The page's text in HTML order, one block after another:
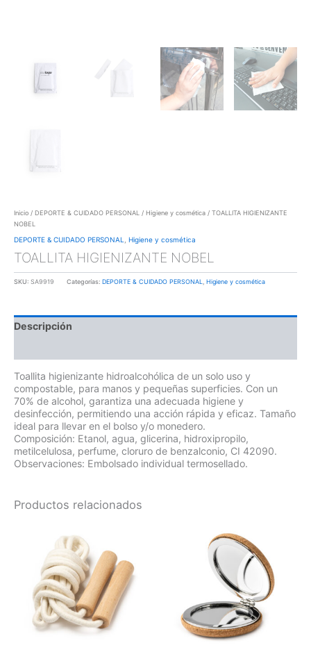
Inicio / DEPORTE & CUIDADO PERSONAL / Higiene y cosmética / TOALLITA HIGIENIZANTE
NOBEL
DEPORTE & CUIDADO PERSONAL Higiene y cosmética
TOALLITA HIGIENIZANTE NOBEL
SKU: SA9919 Categorías: DEPORTE & CUIDADO PERSONAL Higiene y cosmética
Descripción
Toallita higienizante hidroalcohólica de un solo uso y
compostable, para manos y pequeñas superficies. Con un
70% de alcohol, garantiza una adecuada higiene y
desinfección, permitiendo una acción rápida y eficaz. Tamaño
ideal para llevar en el bolso y/o monedero.
Composición: Etanol, agua, glicerina, hidroxipropilo,
metilcelulosa, perfume, cloruro de benzalconio, CI 42090.
Observaciones: Embolsado individual termosellado.
Productos relacionados